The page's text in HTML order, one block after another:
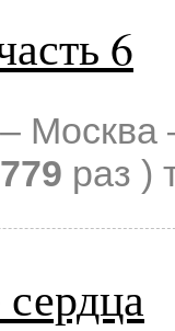
6
– Москва
779 раз )